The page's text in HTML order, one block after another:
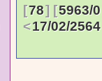
78
5963/0
17/02/2564